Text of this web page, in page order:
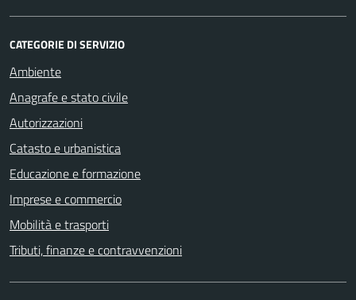
CATEGORIE DI SERVIZIO
Ambiente
Anagrafe e stato civile
Autorizzazioni
Catasto e urbanistica
Educazione e formazione
Imprese e commercio
Mobilità e trasporti
Tributi, finanze e contravvenzioni